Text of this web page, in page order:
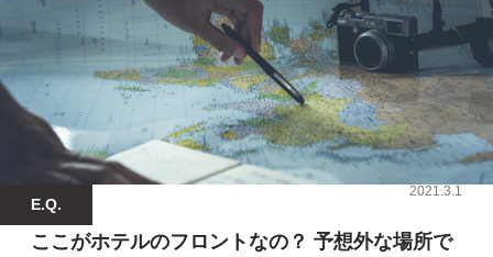
E.Q.
2021.3.1
ここがホテルのフロントなの？ 予想外な場所で